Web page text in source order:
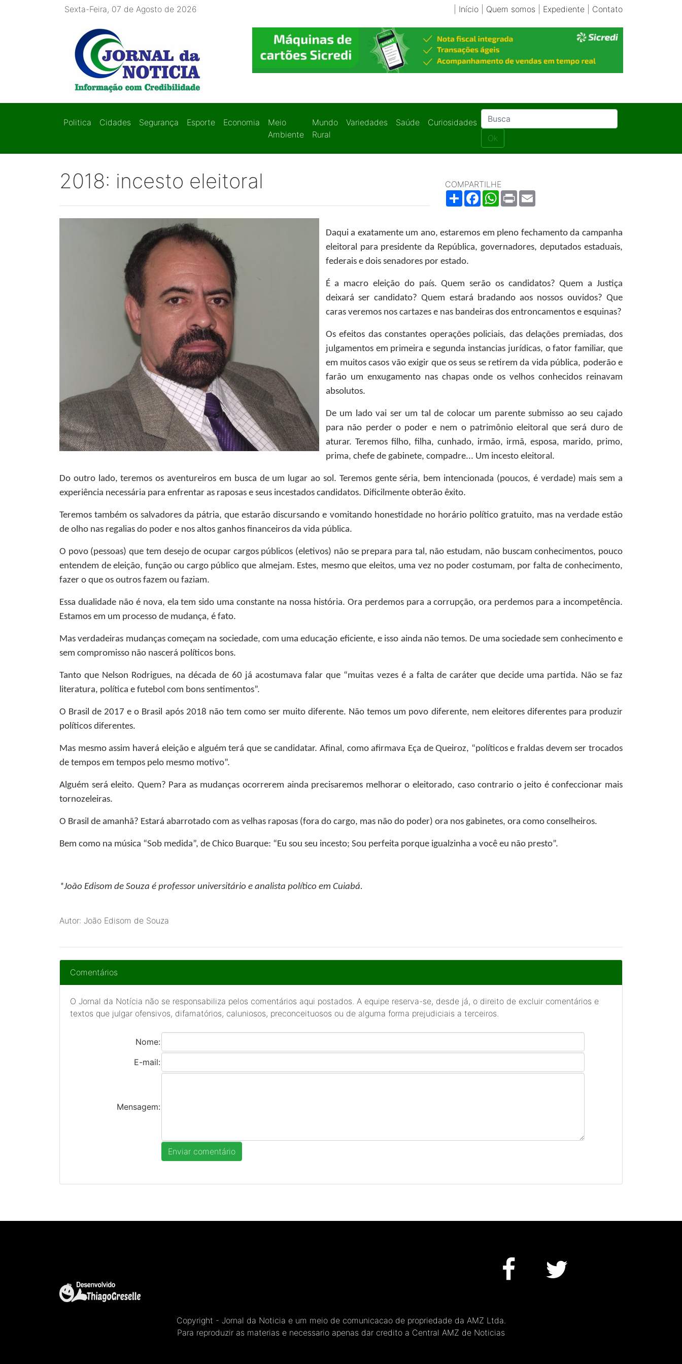
Sexta-Feira, 07 de Agosto de 2026 Início| Quem somos Expediente| Contato
Politica Cidades Segurança Esporte Economia
Meio
Ambiente
Mundo
Rural
Variedades Saúde
Curiosidades
Ok
2018: incesto eleitoral
COMPARTILHE
ShareFacebookWhatsApp
Print
Daqui a exatamente um ano, estaremos em pleno fechamento da campanha
eleitoral para presidente da República, governadores, deputados estaduais,
federais e dois senadores por estado.
É a macro eleição do país. Quem serão os candidatos? Quem a Justiça
deixará ser candidato? Quem estará bradando aos nossos ouvidos? Que
caras veremos nos cartazes e nas bandeiras dos entroncamentos e esquinas?
Os efeitos das constantes operações policiais, das delações premiadas, dos
julgamentos em primeira e segunda instancias jurídicas, o fator familiar, que
em muitos casos vão exigir que os seus se retirem da vida pública, poderão e
farão um enxugamento nas chapas onde os velhos conhecidos reinavam
absolutos.
De um lado vai ser um tal de colocar um parente submisso ao seu cajado
para não perder o poder e nem o patrimônio eleitoral que será duro de
aturar. Teremos filho, filha, cunhado, irmão, irmã, esposa, marido, primo,
prima, chefe de gabinete, compadre... Um incesto eleitoral.
Do outro lado, teremos os aventureiros em busca de um lugar ao sol. Teremos gente séria, bem intencionada (poucos, é verdade) mais sem a
experiência necessária para enfrentar as raposas e seus incestados candidatos. Dificilmente obterão êxito.
Teremos também os salvadores da pátria, que estarão discursando e vomitando honestidade no horário político gratuito, mas na verdade estão
de olho nas regalias do poder e nos altos ganhos financeiros da vida pública.
O povo (pessoas) que tem desejo de ocupar cargos públicos (eletivos) não se prepara para tal, não estudam, não buscam conhecimentos, pouco
entendem de eleição, função ou cargo público que almejam. Estes, mesmo que eleitos, uma vez no poder costumam, por falta de conhecimento,
fazer o que os outros fazem ou faziam.
Essa dualidade não é nova, ela tem sido uma constante na nossa história. Ora perdemos para a corrupção, ora perdemos para a incompetência.
Estamos em um processo de mudança, é fato.
Mas verdadeiras mudanças começam na sociedade, com uma educação eficiente, e isso ainda não temos. De uma sociedade sem conhecimento e
sem compromisso não nascerá políticos bons.
Tanto que Nelson Rodrigues, na década de 60 já acostumava falar que “muitas vezes é a falta de caráter que decide uma partida. Não se faz
literatura, política e futebol com bons sentimentos”.
O Brasil de 2017 e o Brasil após 2018 não tem como ser muito diferente. Não temos um povo diferente, nem eleitores diferentes para produzir
políticos diferentes.
Mas mesmo assim haverá eleição e alguém terá que se candidatar. Afinal, como afirmava Eça de Queiroz, “políticos e fraldas devem ser trocados
de tempos em tempos pelo mesmo motivo”.
Alguém será eleito. Quem? Para as mudanças ocorrerem ainda precisaremos melhorar o eleitorado, caso contrario o jeito é confeccionar mais
tornozeleiras.
O Brasil de amanhã? Estará abarrotado com as velhas raposas (fora do cargo, mas não do poder) ora nos gabinetes, ora como conselheiros.
Bem como na música “Sob medida”, de Chico Buarque: “Eu sou seu incesto; Sou perfeita porque igualzinha a você eu não presto”.
*João Edisom de Souza é professor universitário e analista político em Cuiabá.
Autor: João Edisom de Souza
Comentários
O Jornal da Notícia não se responsabiliza pelos comentários aqui postados. A equipe reserva-se, desde já, o direito de excluir comentários e
textos que julgar ofensivos, difamatórios, caluniosos, preconceituosos ou de alguma forma prejudiciais a terceiros.
Nome:
E-mail:
Mensagem:
Copyright - Jornal da Noticia e um meio de comunicacao de propriedade da AMZ Ltda.
Para reproduzir as materias e necessario apenas dar credito a Central AMZ de Noticias